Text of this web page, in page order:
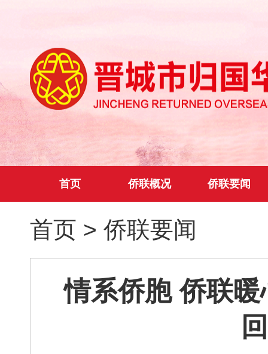
首页 侨联概况 侨联要闻
首页 > 侨联要闻
情系侨胞 侨联